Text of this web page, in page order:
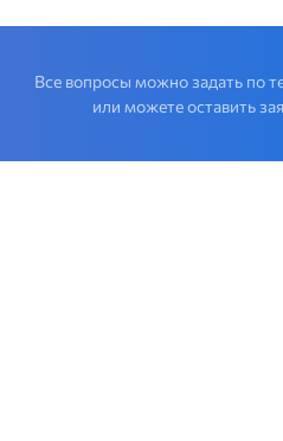
Все вопросы можно задать по
или можете оставить